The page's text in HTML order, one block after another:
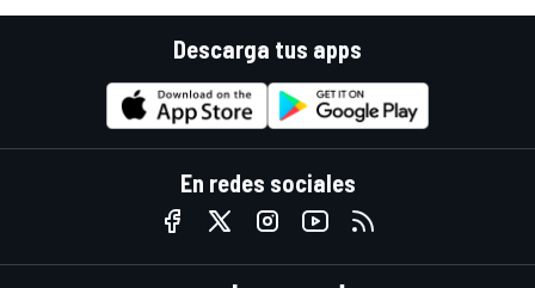
Descarga tus apps
En redes sociales